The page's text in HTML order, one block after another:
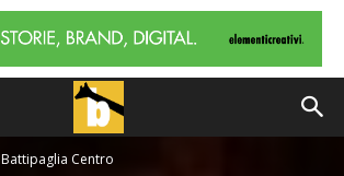
Battipaglia Centro